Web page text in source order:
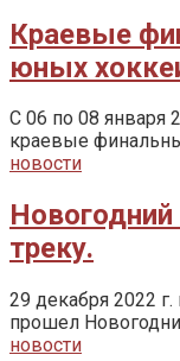
Краевые
юных
С 06 по 08 января
краевые
новости
треку.
29 декабря 2022
прошел
новости